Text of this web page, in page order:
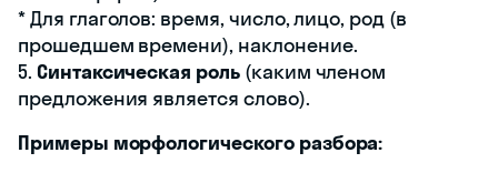
* Для глаголов: время, число, лицо, род (в
прошедшем времени), наклонение.
5. Синтаксическая роль(каким членом
предложения является слово).
Примеры морфологического разбора: